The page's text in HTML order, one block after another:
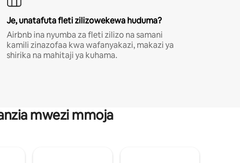
Je, unatafuta fleti zilizowekewa huduma?
Airbnb ina nyumba za fleti zilizo na samani
kamili zinazofaa kwa wafanyakazi, makazi ya
shirika na mahitaji ya kuhama.
mwezi mmoja